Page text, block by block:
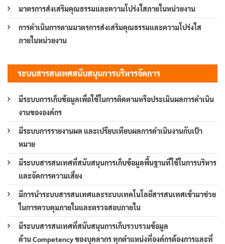
มาตรการส่งเสริมคุณธรรมและความโปร่งใสภายในหน่วยงาน
การดำเนินการตามมาตรการส่งเสริมคุณธรรมและความโปร่งใส
ภายในหน่วยงาน
ระบบสารสนเทศสนับสนุนการบริหารจัดการ
มีระบบการเก็บข้อมูลเพื่อใช้ในการติดตามหรือประเมินผลการดำเนิน
งานขององค์กร
มีระบบการรายงานผล และเปรียบเทียบผลการดำเนินงานกับเป้า
หมาย
มีระบบสารสนเทศที่สนับสนุนการเก็บข้อมูลพื้นฐานที่ใช้ในการบริหาร
และจัดการความเสี่ยง
มีการนำระบบสารสนเทศและระบบเทคโนโลยีสารสนเทศเข้ามาช่วย
ในการควบคุมภายในและตรวจสอบภายใน
มีระบบสารสนเทศที่สนับสนุนการเก็บรวบรวมข้อมูล
ด้าน Competency ของบุคลากร ทุกตำแหน่งที่องค์กรต้องการและที่